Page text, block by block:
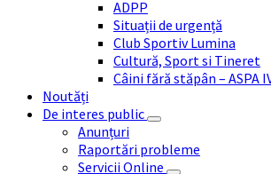
ADPP
Situații de urgență
Club Sportiv Lumina
Cultură, Sport si Tineret
Câini fără stăpân – ASPA
Noutăți
De interes public
Anunțuri
Raportări probleme
Servicii Online